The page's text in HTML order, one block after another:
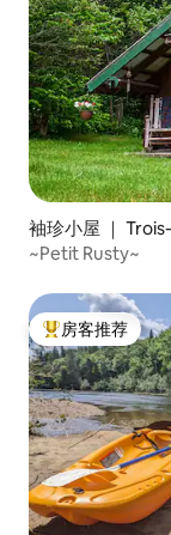
袖珍小屋 ｜
~Petit Rusty~
热门「房客推荐
房客推荐